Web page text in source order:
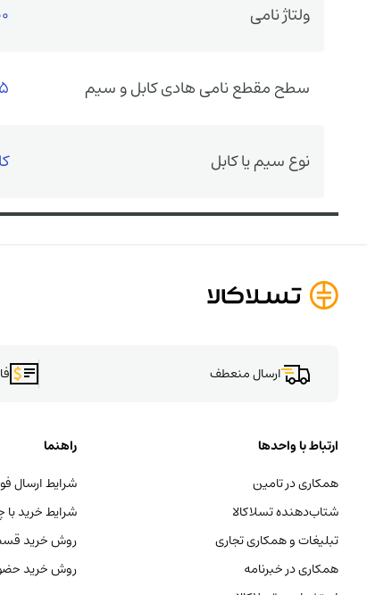
ولتاژ نامی
سطح مقطع نامی هادی کابل و سیم 185
نوع سیم یا کابل
ارسال منعطف
ارتباط با واحدها
همکاری در تامین
شتاب‌دهنده تسلاکالا
تبلیغات و همکاری تجاری
همکاری در خبرنامه
راهنما
شرایط ارسال فوری (۳
شرایط خرید
روش خرید
روش خرید